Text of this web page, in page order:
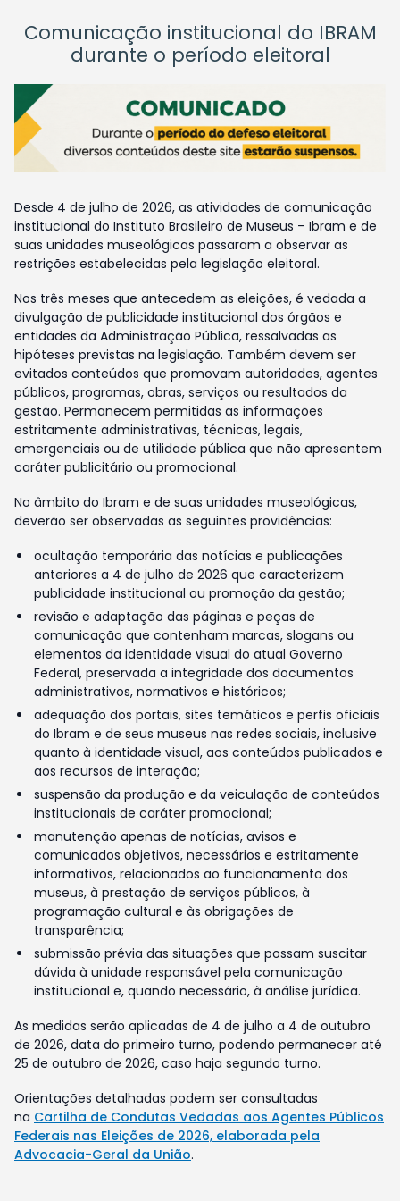
Comunicação institucional do IBRAM
durante o período eleitoral
Desde 4 de julho de 2026, as atividades de comunicação
institucional do Instituto Brasileiro de Museus – Ibram e de
suas unidades museológicas passaram a observar as
restrições estabelecidas pela legislação eleitoral.
Nos três meses que antecedem as eleições, é vedada a
divulgação de publicidade institucional dos órgãos e
entidades da Administração Pública, ressalvadas as
hipóteses previstas na legislação. Também devem ser
evitados conteúdos que promovam autoridades, agentes
públicos, programas, obras, serviços ou resultados da
gestão. Permanecem permitidas as informações
estritamente administrativas, técnicas, legais,
emergenciais ou de utilidade pública que não apresentem
caráter publicitário ou promocional.
No âmbito do Ibram e de suas unidades museológicas,
deverão ser observadas as seguintes providências:
ocultação temporária das notícias e publicações
anteriores a 4 de julho de 2026 que caracterizem
publicidade institucional ou promoção da gestão;
revisão e adaptação das páginas e peças de
comunicação que contenham marcas, slogans ou
elementos da identidade visual do atual Governo
Federal, preservada a integridade dos documentos
administrativos, normativos e históricos;
adequação dos portais, sites temáticos e perfis oficiais
do Ibram e de seus museus nas redes sociais, inclusive
quanto à identidade visual, aos conteúdos publicados e
aos recursos de interação;
suspensão da produção e da veiculação de conteúdos
institucionais de caráter promocional;
manutenção apenas de notícias, avisos e
comunicados objetivos, necessários e estritamente
informativos, relacionados ao funcionamento dos
museus, à prestação de serviços públicos, à
programação cultural e às obrigações de
transparência;
submissão prévia das situações que possam suscitar
dúvida à unidade responsável pela comunicação
institucional e, quando necessário, à análise jurídica.
As medidas serão aplicadas de 4 de julho a 4 de outubro
de 2026, data do primeiro turno, podendo permanecer até
25 de outubro de 2026, caso haja segundo turno.
Orientações detalhadas podem ser consultadas
na Cartilha de Condutas Vedadas aos Agentes Públicos
Federais nas Eleições de 2026, elaborada pela
Advocacia-Geral da União.